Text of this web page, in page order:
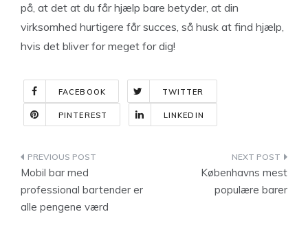
på, at det at du får hjælp bare betyder, at din
virksomhed hurtigere får succes, så husk at find hjælp,
hvis det bliver for meget for dig!
FACEBOOK TWITTER
PINTEREST LINKEDIN
Indlægsnavigation
Mobil bar med
professional bartender er
alle pengene værd
Københavns mest
populære barer